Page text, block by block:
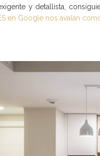
y detallista,
en Google nos avalan